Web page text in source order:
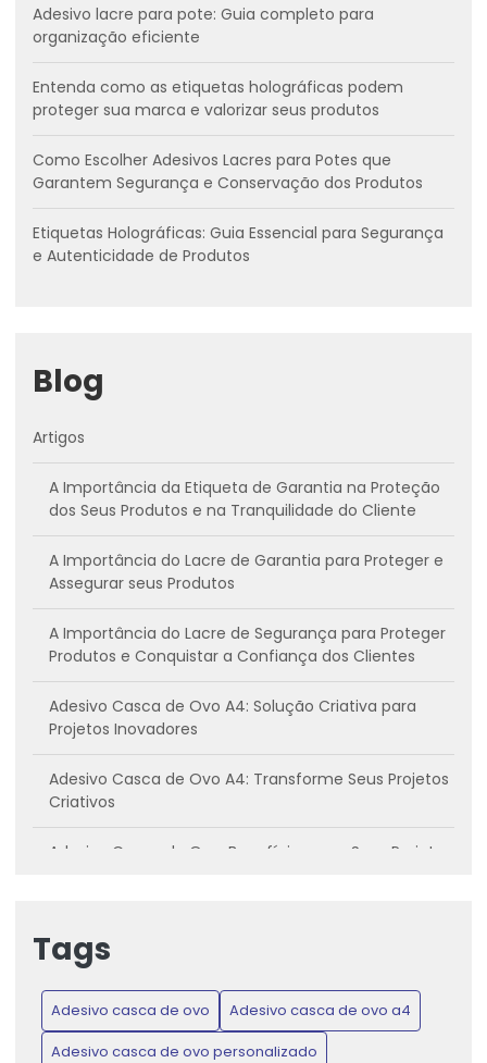
Adesivo lacre para pote: Guia completo para
organização eficiente
Entenda como as etiquetas holográficas podem
proteger sua marca e valorizar seus produtos
Como Escolher Adesivos Lacres para Potes que
Garantem Segurança e Conservação dos Produtos
Etiquetas Holográficas: Guia Essencial para Segurança
e Autenticidade de Produtos
Blog
Artigos
A Importância da Etiqueta de Garantia na Proteção
dos Seus Produtos e na Tranquilidade do Cliente
A Importância do Lacre de Garantia para Proteger e
Assegurar seus Produtos
A Importância do Lacre de Segurança para Proteger
Produtos e Conquistar a Confiança dos Clientes
Adesivo Casca de Ovo A4: Solução Criativa para
Projetos Inovadores
Adesivo Casca de Ovo A4: Transforme Seus Projetos
Criativos
Adesivo Casca de Ovo: Benefícios para Seus Projetos
como utilizar
Adesivo Casca de Ovo: Inovação para Projetos
Criativos e Práticos
Tags
Adesivo casca de ovo
Adesivo casca de ovo a4
Adesivo casca de ovo personalizado